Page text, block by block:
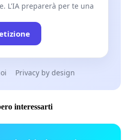
L'IA preparerà per te una
Privacy by design
interessarti